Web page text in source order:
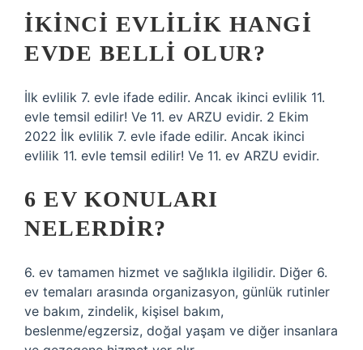
İKINCI EVLILIK HANGI
EVDE BELLI OLUR?
İlk evlilik 7. evle ifade edilir. Ancak ikinci evlilik 11.
evle temsil edilir! Ve 11. ev ARZU evidir. 2 Ekim
2022 İlk evlilik 7. evle ifade edilir. Ancak ikinci
evlilik 11. evle temsil edilir! Ve 11. ev ARZU evidir.
6 EV KONULARI
NELERDIR?
6. ev tamamen hizmet ve sağlıkla ilgilidir. Diğer 6.
ev temaları arasında organizasyon, günlük rutinler
ve bakım, zindelik, kişisel bakım,
beslenme/egzersiz, doğal yaşam ve diğer insanlara